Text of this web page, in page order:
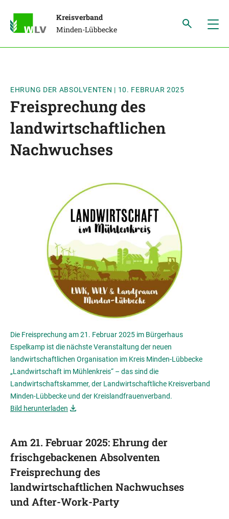
Kreisverband
Minden-Lübbecke
EHRUNG DER ABSOLVENTEN | 10. FEBRUAR 2025
Freisprechung des
landwirtschaftlichen
Nachwuchses
Die Freisprechung am 21. Februar 2025 im Bürgerhaus
Espelkamp ist die nächste Veranstaltung der neuen
landwirtschaftlichen Organisation im Kreis Minden-Lübbecke
„Landwirtschaft im Mühlenkreis“ – das sind die
Landwirtschaftskammer, der Landwirtschaftliche Kreisverband
Minden-Lübbecke und der Kreislandfrauenverband.
Bild herunterladen
Am 21. Februar 2025: Ehrung der
frischgebackenen Absolventen
Freisprechung des
landwirtschaftlichen Nachwuchses
und After-Work-Party